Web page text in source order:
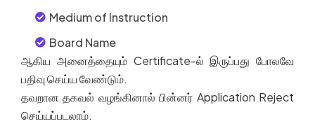
Medium of Instruction
Board Name
ஆகிய அனைத்தையும்Certificate-ல் இருப்பது போலவே
பதிவுசெய்யவேண்டும்.
தவறான தகவல் வழங்கினால் பின்னர் Application Reject
செய்யப்படலாம்.